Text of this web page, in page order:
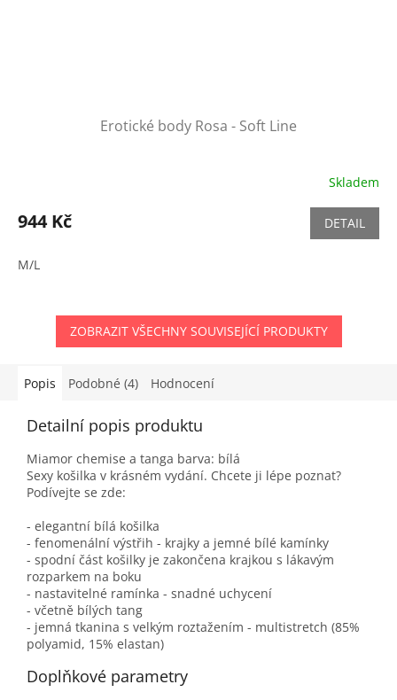
Erotické body Rosa - Soft Line
Skladem
944 Kč DETAIL
M/L
ZOBRAZIT VŠECHNY SOUVISEJÍCÍ PRODUKTY
Popis Podobné (4) Hodnocení
Detailní popis produktu
Miamor chemise a tanga barva: bílá
Sexy košilka v krásném vydání. Chcete ji lépe poznat?
Podívejte se zde:
- elegantní bílá košilka
- fenomenální výstřih - krajky a jemné bílé kamínky
- spodní část košilky je zakončena krajkou s lákavým
rozparkem na boku
- nastavitelné ramínka - snadné uchycení
- včetně bílých tang
- jemná tkanina s velkým roztažením - multistretch (85%
polyamid, 15% elastan)
Doplňkové parametry